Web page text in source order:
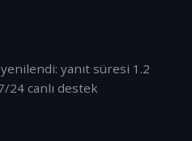
yanıt süresi 1.2
24 canlı destek